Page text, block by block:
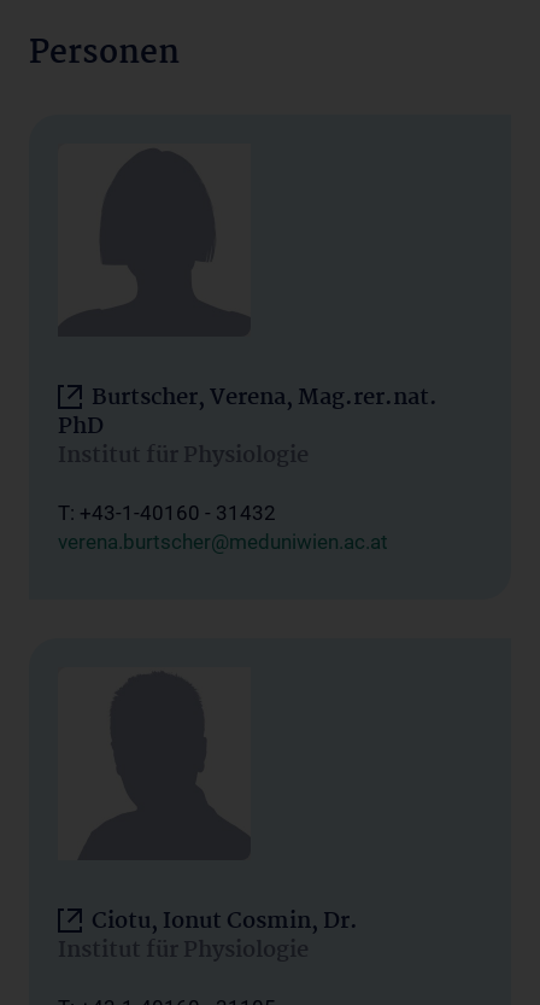
Personen
Burtscher, Verena, Mag.rer.nat.
PhD
Institut für Physiologie
T: +43-1-40160 - 31432
verena.burtscher@meduniwien.ac.at
Ciotu, Ionut Cosmin, Dr.
Institut für Physiologie